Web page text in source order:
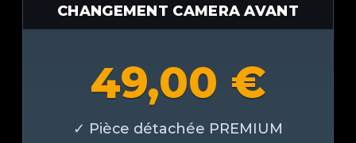
CHANGEMENT CAMERA AVANT
49,00 €